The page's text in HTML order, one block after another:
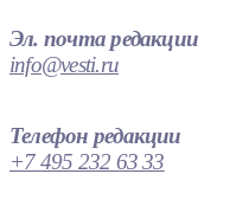
Эл. почта редакции
info@vesti.ru
Телефон редакции
+7 495 232 63 33